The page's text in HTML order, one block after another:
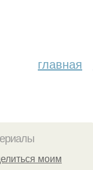
главная
моим